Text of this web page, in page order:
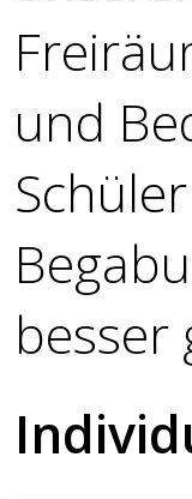
und
besser